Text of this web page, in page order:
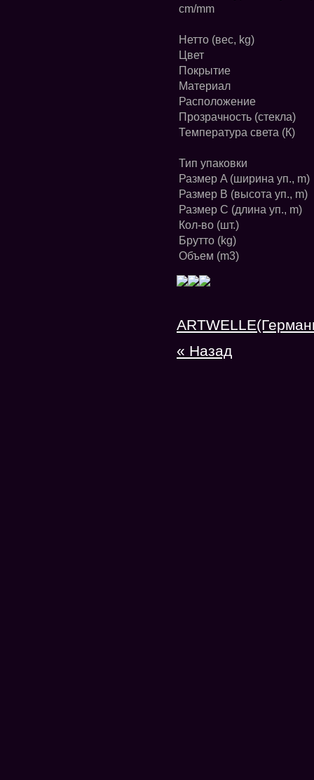
cm/mm
Нетто (вес, kg)
Цвет
Покрытие
Материал
Расположение
Прозрачность (стекла)
Температура света (К)
Тип упаковки
Размер A (ширина уп., m)
Размер B (высота уп., m)
Размер C (длина уп., m)
Кол-во (шт.)
Брутто (kg)
Объем (m3)
« Назад